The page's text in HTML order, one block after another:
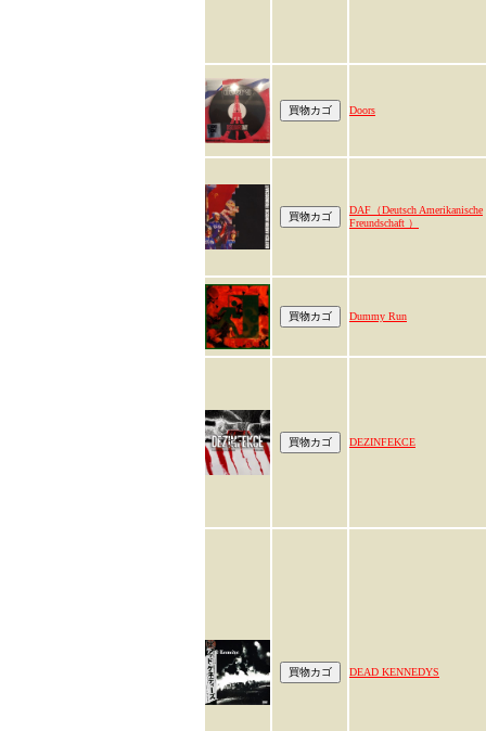
Doors
DAF（Deutsch Amerikanische
Freundschaft ）
Dummy Run
DEZINFEKCE
DEAD KENNEDYS